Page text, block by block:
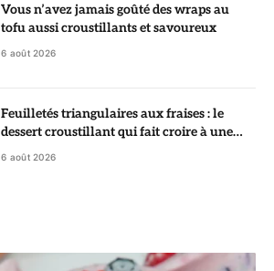
Vous n’avez jamais goûté des wraps au
tofu aussi croustillants et savoureux
6 août 2026
Feuilletés triangulaires aux fraises : le
dessert croustillant qui fait croire à une
pâtisserie de chef
6 août 2026